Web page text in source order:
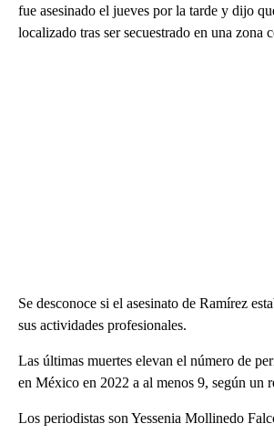
fue asesinado el jueves por la tarde y dijo
localizado tras ser secuestrado en una zona
Se desconoce si el asesinato de Ramírez
sus actividades profesionales.
Las últimas muertes elevan el número de
en México en 2022 a al menos 9, según un
Los periodistas son Yessenia Mollinedo